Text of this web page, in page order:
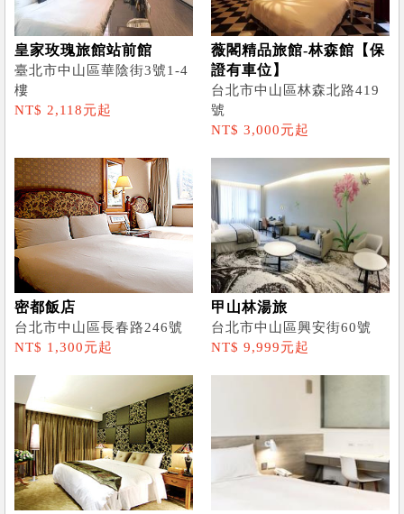
皇家玫瑰旅館站前館
臺北市中山區華陰街3號1-4
樓
NT$ 2,118元起
薇閣精品旅館-林森館【保
證有車位】
台北市中山區林森北路419
號
NT$ 3,000元起
密都飯店
台北市中山區長春路246號
NT$ 1,300元起
甲山林湯旅
台北市中山區興安街60號
NT$ 9,999元起